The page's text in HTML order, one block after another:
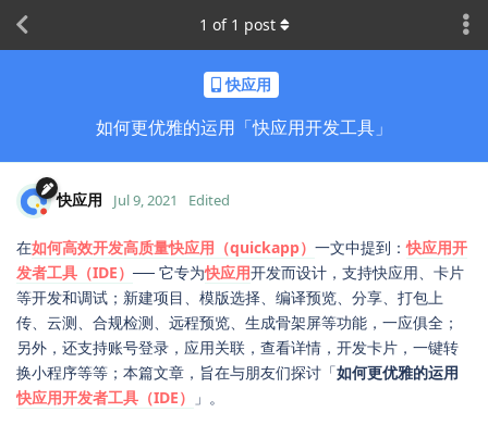
快应用
如何更优雅的运用「快应用开发工具」
1 of 1 post
快应用 Jul 9, 2021 Edited
在如何高效开发高质量快应用（quickapp） 一文中提到：快应用开
发者工具（IDE） ── 它专为快应用开发而设计，支持快应用、卡片
等开发和调试；新建项目、模版选择、编译预览、分享、打包上
传、云测、合规检测、远程预览、生成骨架屏等功能，一应俱全；
另外，还支持账号登录，应用关联，查看详情，开发卡片，一键转
换小程序等等；本篇文章，旨在与朋友们探讨「如何更优雅的运用
快应用开发者工具（IDE）
」。